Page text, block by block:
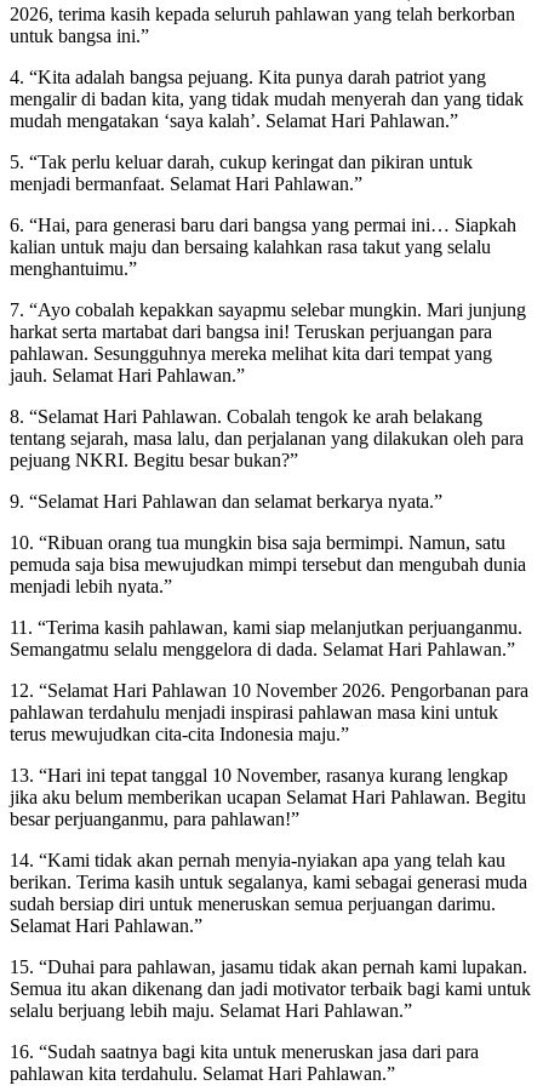
2026, terima kasih kepada seluruh pahlawan yang telah berkorban
untuk bangsa ini.”
4. “Kita adalah bangsa pejuang. Kita punya darah patriot yang
mengalir di badan kita, yang tidak mudah menyerah dan yang tidak
mudah mengatakan ‘saya kalah’. Selamat Hari Pahlawan.”
5. “Tak perlu keluar darah, cukup keringat dan pikiran untuk
menjadi bermanfaat. Selamat Hari Pahlawan.”
6. “Hai, para generasi baru dari bangsa yang permai ini… Siapkah
kalian untuk maju dan bersaing kalahkan rasa takut yang selalu
menghantuimu.”
7. “Ayo cobalah kepakkan sayapmu selebar mungkin. Mari junjung
harkat serta martabat dari bangsa ini! Teruskan perjuangan para
pahlawan. Sesungguhnya mereka melihat kita dari tempat yang
jauh. Selamat Hari Pahlawan.”
8. “Selamat Hari Pahlawan. Cobalah tengok ke arah belakang
tentang sejarah, masa lalu, dan perjalanan yang dilakukan oleh para
pejuang NKRI. Begitu besar bukan?”
9. “Selamat Hari Pahlawan dan selamat berkarya nyata.”
10. “Ribuan orang tua mungkin bisa saja bermimpi. Namun, satu
pemuda saja bisa mewujudkan mimpi tersebut dan mengubah dunia
menjadi lebih nyata.”
11. “Terima kasih pahlawan, kami siap melanjutkan perjuanganmu.
Semangatmu selalu menggelora di dada. Selamat Hari Pahlawan.”
12. “Selamat Hari Pahlawan 10 November 2026. Pengorbanan para
pahlawan terdahulu menjadi inspirasi pahlawan masa kini untuk
terus mewujudkan cita-cita Indonesia maju.”
13. “Hari ini tepat tanggal 10 November, rasanya kurang lengkap
jika aku belum memberikan ucapan Selamat Hari Pahlawan. Begitu
besar perjuanganmu, para pahlawan!”
14. “Kami tidak akan pernah menyia-nyiakan apa yang telah kau
berikan. Terima kasih untuk segalanya, kami sebagai generasi muda
sudah bersiap diri untuk meneruskan semua perjuangan darimu.
Selamat Hari Pahlawan.”
15. “Duhai para pahlawan, jasamu tidak akan pernah kami lupakan.
Semua itu akan dikenang dan jadi motivator terbaik bagi kami untuk
selalu berjuang lebih maju. Selamat Hari Pahlawan.”
16. “Sudah saatnya bagi kita untuk meneruskan jasa dari para
pahlawan kita terdahulu. Selamat Hari Pahlawan.”